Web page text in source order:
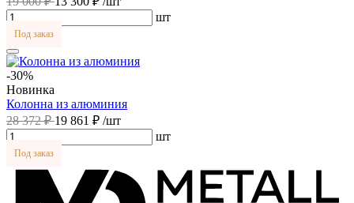
шт
Под заказ
-30%
Новинка
Колонна из алюминия
28 372 ₽19 861 ₽ /шт
шт
Под заказ